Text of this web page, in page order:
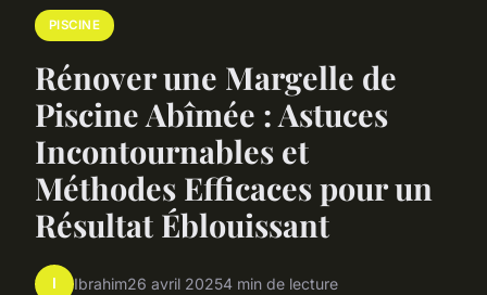
PISCINE
Rénover une Margelle de
Piscine Abîmée : Astuces
Incontournables et
Méthodes Efficaces pour un
Résultat Éblouissant
I Ibrahim26 avril 20254 min de lecture